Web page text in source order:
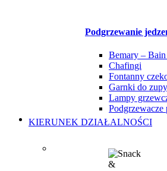
Podgrzewanie
Bemary –
Chafingi
Fontanny
Garnki do zupy
Lampy
Podgrzewacze
KIERUNEK DZIAŁALNOŚCI